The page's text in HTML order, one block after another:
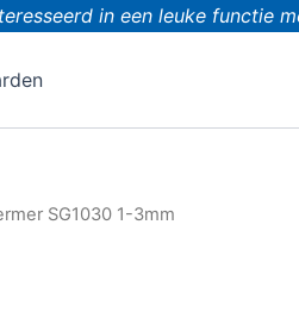
in een leuke functie
SG1030 1-3mm